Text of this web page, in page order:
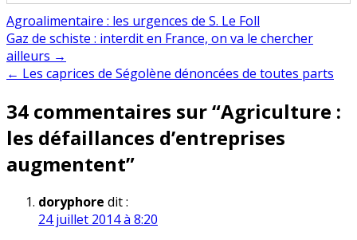
Agroalimentaire : les urgences de S. Le Foll
Navigation
de
Gaz de schiste : interdit en France, on va le chercher
ailleurs →
← Les caprices de Ségolène dénoncées de toutes parts
34 commentaires sur “Agriculture :
les défaillances d’entreprises
augmentent”
doryphore dit :
24 juillet 2014 à 8:20